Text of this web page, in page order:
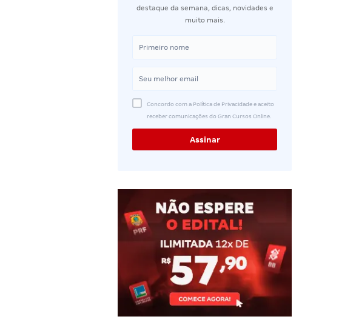
destaque da semana, dicas, novidades e
muito mais.
Concordo com a Política de Privacidade e aceito
receber comunicações do Gran Cursos Online.